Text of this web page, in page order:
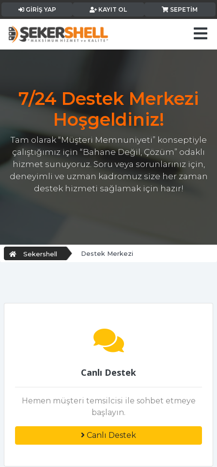
GIRIŞ YAP KAYIT OL SEPETIM
7/24 Destek Merkezi
Hoşgeldiniz!
Tam olarak “Müşteri Memnuniyeti” konseptiyle
çalıştığımız için “Bahane Değil, Çözüm” odaklı
hizmet sunuyoruz. Soru veya sorunlarınız için,
deneyimli ve uzman kadromuz size her zaman
destek hizmeti sağlamak için hazır!
Sekershell Destek Merkezi
Canlı Destek
Hemen müşteri temsilcisi ile sohbet etmeye
başlayın.
Canlı Destek